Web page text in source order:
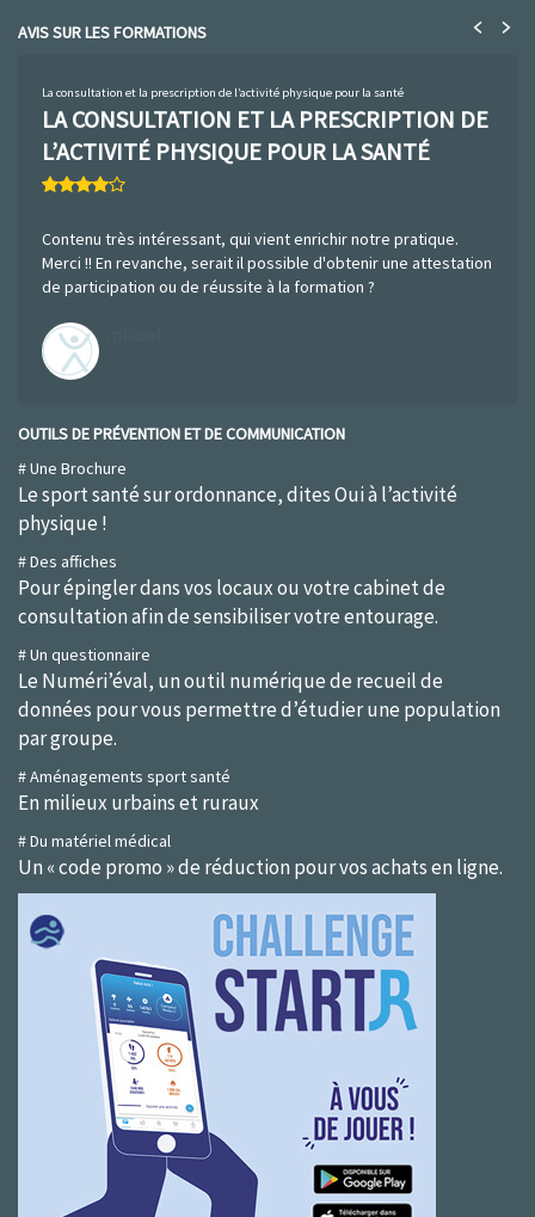
AVIS SUR LES FORMATIONS
La consultation et la prescription de l’activité physique pour la santé
LA CONSULTATION ET LA PRESCRIPTION DE
L’ACTIVITÉ PHYSIQUE POUR LA SANTÉ
Contenu très intéressant, qui vient enrichir notre pratique.
Merci !! En revanche, serait il possible d'obtenir une attestation
de participation ou de réussite à la formation ?
OUTILS DE PRÉVENTION ET DE COMMUNICATION
# Une Brochure
Le sport santé sur ordonnance, dites Oui à l’activité
physique !
# Des affiches
Pour épingler dans vos locaux ou votre cabinet de
consultation afin de sensibiliser votre entourage.
# Un questionnaire
Le Numéri’éval, un outil numérique de recueil de
données pour vous permettre d’étudier une population
par groupe.
# Aménagements sport santé
En milieux urbains et ruraux
# Du matériel médical
Un « code promo » de réduction pour vos achats en ligne.